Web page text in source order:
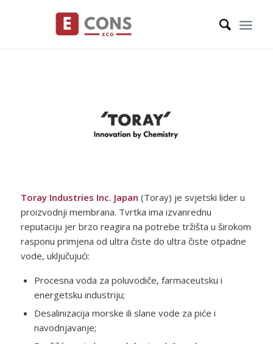
Toray Industries Inc. Japan (Toray) je svjetski lider u
proizvodnji membrana. Tvrtka ima izvanrednu
reputaciju jer brzo reagira na potrebe tržišta u širokom
rasponu primjena od ultra čiste do ultra čiste otpadne
vode, uključujući:
Procesna voda za poluvodiče, farmaceutsku i
energetsku industriju;
Desalinizacija morske ili slane vode za piće i
navodnjavanje;